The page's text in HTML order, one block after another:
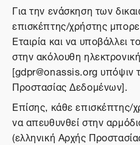
Για την ενάσκηση των
επισκέπτης/χρήστης
Εταιρία και να υποβάλλει
στην ακόλουθη
[gdpr@onassis.org υπόψιν
Προστασίας Δεδομένων].
Επίσης, κάθε επισκέπτης/
να απευθυνθεί στην
(ελληνική Αρχής